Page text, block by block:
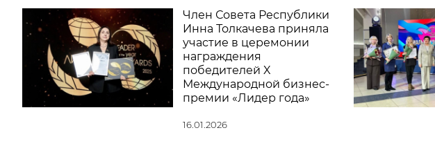
Член Совета Республики
Инна Толкачева приняла
участие в церемонии
награждения
победителей X
Международной бизнес-
премии «Лидер года»
16.01.2026